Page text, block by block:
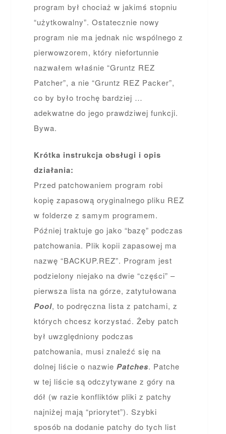
program był chociaż w jakimś stopniu
“użytkowalny”. Ostatecznie nowy
program nie ma jednak nic wspólnego z
pierwowzorem, który niefortunnie
nazwałem właśnie “Gruntz REZ
Patcher”, a nie “Gruntz REZ Packer”,
co by było trochę bardziej …
adekwatne do jego prawdziwej funkcji.
Bywa.
Krótka instrukcja obsługi i opis
działania:
Przed patchowaniem program robi
kopię zapasową oryginalnego pliku REZ
w folderze z samym programem.
Później traktuje go jako “bazę” podczas
patchowania. Plik kopii zapasowej ma
nazwę “BACKUP.REZ”. Program jest
podzielony niejako na dwie “części” –
pierwsza lista na górze, zatytułowana
Pool, to podręczna lista z patchami, z
których chcesz korzystać. Żeby patch
był uwzględniony podczas
patchowania, musi znaleźć się na
dolnej liście o nazwie Patches. Patche
w tej liście są odczytywane z góry na
dół (w razie konfliktów pliki z patchy
najniżej mają “priorytet”). Szybki
sposób na dodanie patchy do tych list